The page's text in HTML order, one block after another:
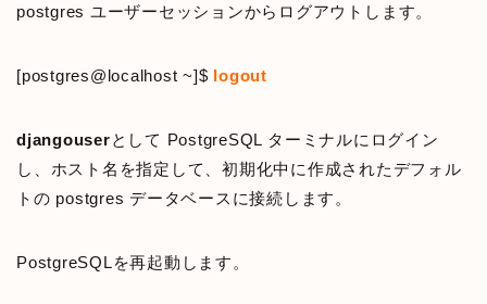
postgres ユーザーセッションからログアウトします。
[postgres@localhost ~]$ logout
djangouserとして PostgreSQL ターミナルにログイン
し、ホスト名を指定して、初期化中に作成されたデフォル
トの postgres データベースに接続します。
PostgreSQLを再起動します。